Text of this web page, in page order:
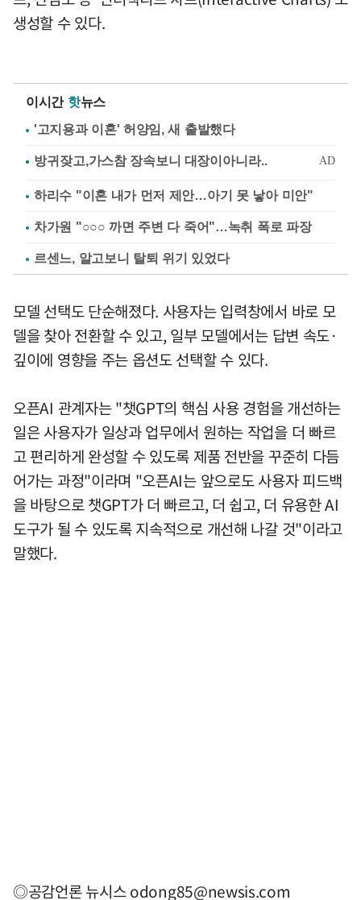
생성할 수 있다.
이시간 핫뉴스
'고지용과 이혼' 허양임, 새 출발했다
하리수 "이혼 내가 먼저 제안…아기 못 낳아 미안"
차가원 "○○○ 까면 주변 다 죽어"…녹취 폭로 파장
르센느, 알고보니 탈퇴 위기 있었다
모델 선택도 단순해졌다. 사용자는 입력창에서 바로 모
델을 찾아 전환할 수 있고, 일부 모델에서는 답변 속도·
깊이에 영향을 주는 옵션도 선택할 수 있다.
오픈AI 관계자는 "챗GPT의 핵심 사용 경험을 개선하는
일은 사용자가 일상과 업무에서 원하는 작업을 더 빠르
고 편리하게 완성할 수 있도록 제품 전반을 꾸준히 다듬
어가는 과정"이라며 "오픈AI는 앞으로도 사용자 피드백
을 바탕으로 챗GPT가 더 빠르고, 더 쉽고, 더 유용한 AI
도구가 될 수 있도록 지속적으로 개선해 나갈 것"이라고
말했다.
◎공감언론 뉴시스odong85@newsis.com